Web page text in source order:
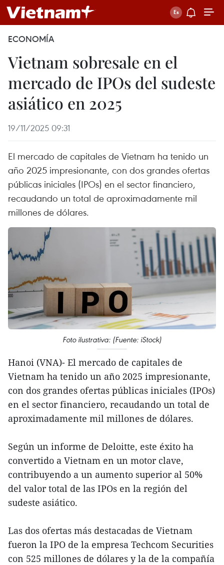
ECONOMÍA
Vietnam sobresale en el
mercado de IPOs del sudeste
asiático en 2025
19/11/2025 09:31
El mercado de capitales de Vietnam ha tenido un
año 2025 impresionante, con dos grandes ofertas
públicas iniciales (IPOs) en el sector financiero,
recaudando un total de aproximadamente mil
millones de dólares.
Foto ilustrativa: (Fuente: iStock)
Hanoi (VNA)- El mercado de capitales de
Vietnam ha tenido un año 2025 impresionante,
con dos grandes ofertas públicas iniciales (IPOs)
en el sector financiero, recaudando un total de
aproximadamente mil millones de dólares.
Según un informe de Deloitte, este éxito ha
convertido a Vietnam en un motor clave,
contribuyendo a un aumento superior al 50%
del valor total de las IPOs en la región del
sudeste asiático.
Las dos ofertas más destacadas de Vietnam
fueron la IPO de la empresa Techcom Securities
con 525 millones de dólares y la de la compañía